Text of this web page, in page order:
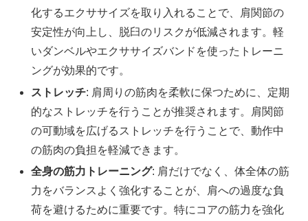
化するエクササイズを取り入れることで、肩関節の
安定性が向上し、脱臼のリスクが低減されます。軽
いダンベルやエクササイズバンドを使ったトレーニ
ングが効果的です。
ストレッチ: 肩周りの筋肉を柔軟に保つために、定期
的なストレッチを行うことが推奨されます。肩関節
の可動域を広げるストレッチを行うことで、動作中
の筋肉の負担を軽減できます。
全身の筋力トレーニング: 肩だけでなく、体全体の筋
力をバランスよく強化することが、肩への過度な負
荷を避けるために重要です。特にコアの筋力を強化